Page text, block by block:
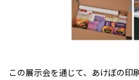
この展示会を通じて、あけぼの印